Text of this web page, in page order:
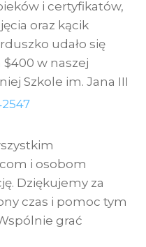
i certyfikatów,
oraz kącik
udało się
w naszej
Szkole im. Jana III
i osobom
Dziękujemy za
czas i pomoc tym
grać